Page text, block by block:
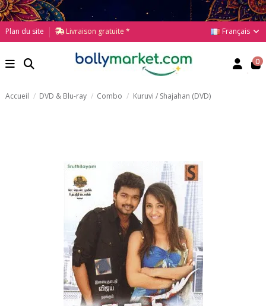
Plan du site Livraison gratuite * Français
0
Accueil DVD & Blu-ray Combo Kuruvi / Shajahan (DVD)